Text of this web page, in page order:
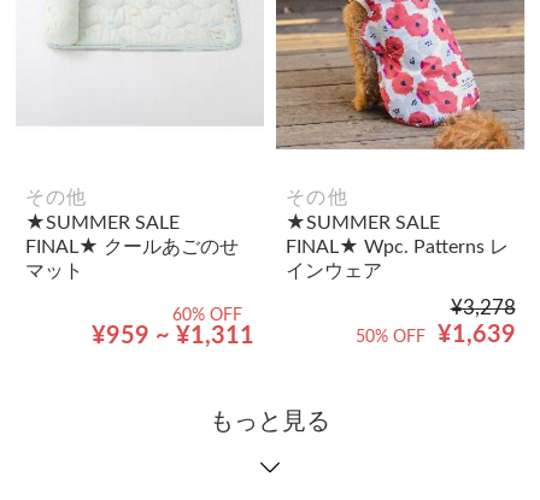
その他
★SUMMER SALE
FINAL★ クールあごのせ
マット
¥959 ~ ¥1,311
60% OFF
その他
★SUMMER SALE
FINAL★ Wpc. Patterns レ
インウェア
¥3,278
¥1,639
50% OFF
もっと見る